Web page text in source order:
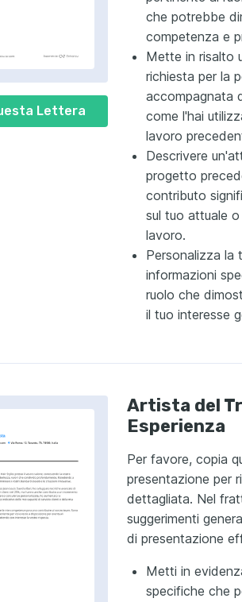
Lettera
che potrebbe
competenza e
Mette in risalto
richiesta per la
accompagnata
come l'hai
lavoro
Descrivere
progetto
contributo
sul tuo attuale
lavoro.
Personalizza la
informazioni
ruolo che
il tuo interesse
Artista del
Esperienza
Per favore, copia
presentazione per
dettagliata. Nel
suggerimenti
di presentazione
Metti in
specifiche che